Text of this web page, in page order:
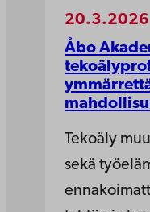
20.3.2026
Åbo
Tekoäly
sekä